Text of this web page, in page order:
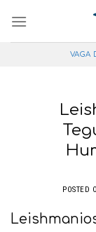
para
VAGA
POSTED